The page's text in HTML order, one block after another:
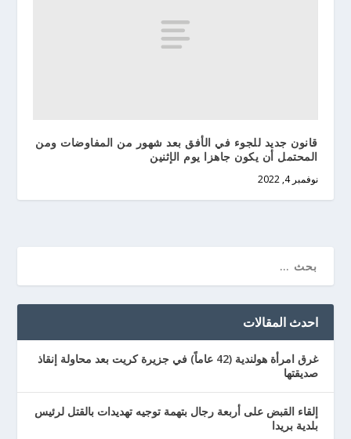
قانون جديد للجوء في الأفق بعد شهور من المفاوضات ومن
المحتمل أن يكون جاهزا يوم الإثنين
نوفمبر 4, 2022
احدث المقالات
غرق امرأة هولندية (42 عاماً) في جزيرة كريت بعد محاولة إنقاذ
صديقتها
إلقاء القبض على أربعة رجال بتهمة توجيه تهديدات بالقتل لرئيس
بلدية بريدا